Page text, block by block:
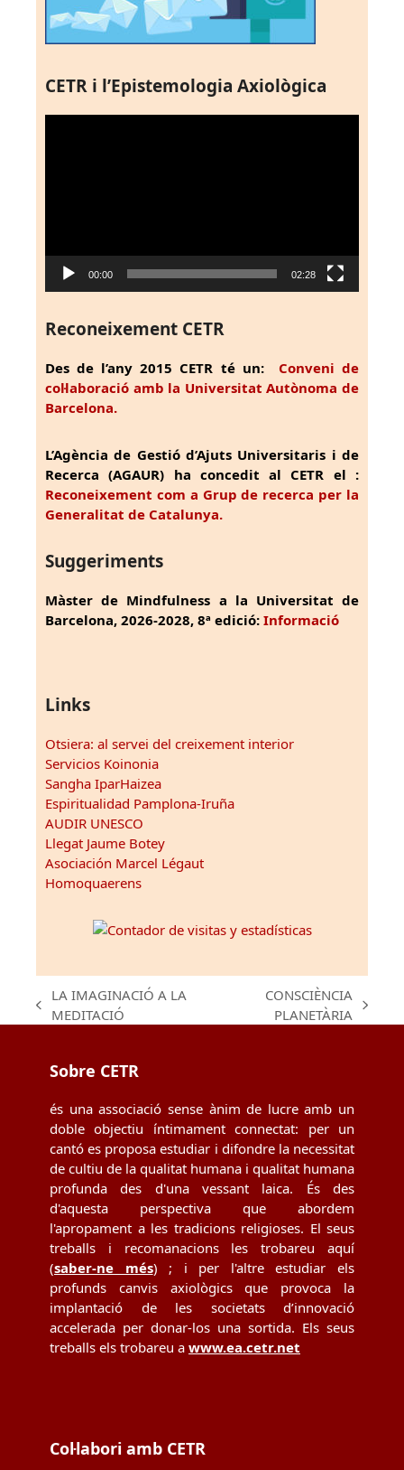
CETR i l’Epistemologia Axiològica
00:00 02:28
Reconeixement CETR
Des de l’any 2015 CETR té un: Conveni de
col·laboració amb la Universitat Autònoma de
Barcelona.
L’Agència de Gestió d’Ajuts Universitaris i de
Recerca (AGAUR) ha concedit al CETR el :
Reconeixement com a Grup de recerca per la
Generalitat de Catalunya.
Suggeriments
Màster de Mindfulness a la Universitat de
Barcelona, 2026-2028, 8ª edició: Informació
Links
Otsiera: al servei del creixement interior
Servicios Koinonia
Sangha IparHaizea
Espiritualidad Pamplona-Iruña
AUDIR UNESCO
Llegat Jaume Botey
Asociación Marcel Légaut
Homoquaerens
previous
LA IMAGINACIÓ A LA
MEDITACIÓ
CONSCIÈNCIA
PLANETÀRIA
Sobre CETR
és una associació sense ànim de lucre amb un
doble objectiu íntimament connectat: per un
cantó es proposa estudiar i difondre la necessitat
de cultiu de la qualitat humana i qualitat humana
profunda des d'una vessant laica. És des
d'aquesta perspectiva que abordem
l'apropament a les tradicions religioses. El seus
treballs i recomanacions les trobareu aquí
(saber-ne més) ; i per l'altre estudiar els
profunds canvis axiològics que provoca la
implantació de les societats d’innovació
accelerada per donar-los una sortida. Els seus
treballs els trobareu a www.ea.cetr.net
Col·labori amb CETR